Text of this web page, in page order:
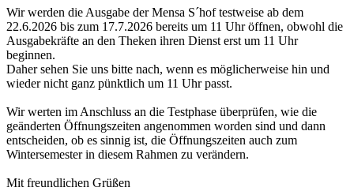
Wir werden die Ausgabe der Mensa S´hof testweise ab dem
22.6.2026 bis zum 17.7.2026 bereits um 11 Uhr öffnen, obwohl die
Ausgabekräfte an den Theken ihren Dienst erst um 11 Uhr
beginnen.
Daher sehen Sie uns bitte nach, wenn es möglicherweise hin und
wieder nicht ganz pünktlich um 11 Uhr passt.
Wir werten im Anschluss an die Testphase überprüfen, wie die
geänderten Öffnungszeiten angenommen worden sind und dann
entscheiden, ob es sinnig ist, die Öffnungszeiten auch zum
Wintersemester in diesem Rahmen zu verändern.
Mit freundlichen Grüßen